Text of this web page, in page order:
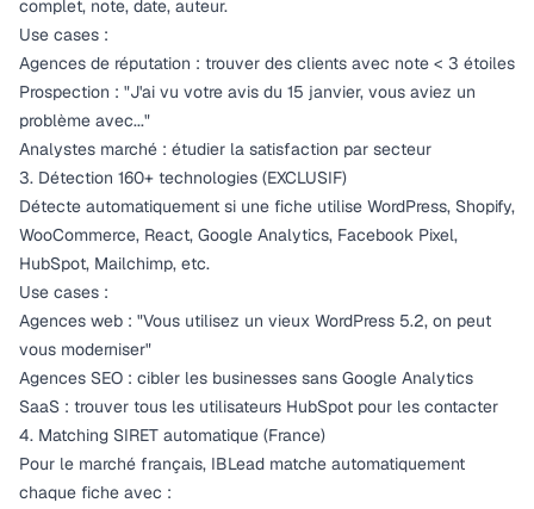
complet, note, date, auteur.
Use cases :
Agences de réputation : trouver des clients avec note < 3 étoiles
Prospection : "J'ai vu votre avis du 15 janvier, vous aviez un
problème avec..."
Analystes marché : étudier la satisfaction par secteur
3. Détection 160+ technologies (EXCLUSIF)
Détecte automatiquement si une fiche utilise WordPress, Shopify,
WooCommerce, React, Google Analytics, Facebook Pixel,
HubSpot, Mailchimp, etc.
Use cases :
Agences web : "Vous utilisez un vieux WordPress 5.2, on peut
vous moderniser"
Agences SEO : cibler les businesses sans Google Analytics
SaaS : trouver tous les utilisateurs HubSpot pour les contacter
4. Matching SIRET automatique (France)
Pour le marché français, IBLead matche automatiquement
chaque fiche avec :